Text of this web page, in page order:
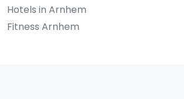
Hotels in Arnhem
Fitness Arnhem